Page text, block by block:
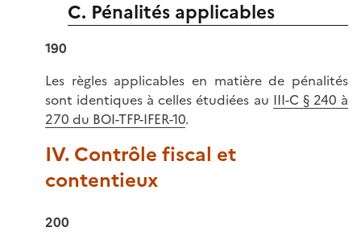
C. Pénalités applicables
190
Les règles applicables en matière de pénalités
sont identiques à celles étudiées au III-C § 240 à
270 du BOI-TFP-IFER-10.
IV. Contrôle fiscal et
contentieux
200